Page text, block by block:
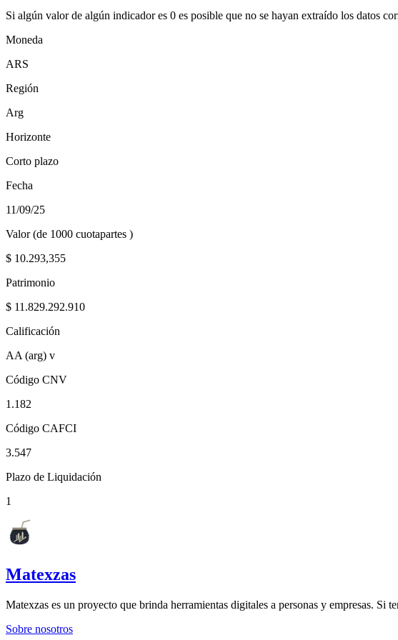
Si algún valor de algún indicador es 0 es posible que no se hayan extraído los datos
Moneda
ARS
Región
Arg
Horizonte
Corto plazo
Fecha
11/09/25
Valor (de 1000 cuotapartes )
$ 10.293,355
Patrimonio
$ 11.829.292.910
Calificación
AA (arg) v
Código CNV
1.182
Código CAFCI
3.547
Plazo de Liquidación
1
Matexzas
Matexzas es un proyecto que brinda herramientas digitales a personas y empresas. Si
Sobre nosotros